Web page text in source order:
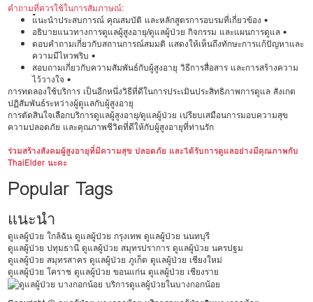
คำถามที่ควรใช้ในการสัมภาษณ์:
•
แนะนำประสบการณ์ คุณสมบัติ และหลักสูตรการอบรมที่เกี่ยวข้อง •
อธิบายแนวทางการดูแลผู้สูงอายุ/ดูแลผู้ป่วย กิจกรรม และแผนการดูแล •
ตอบคำถามเกี่ยวกับสถานการณ์สมมติ แสดงให้เห็นถึงทักษะการแก้ปัญหาและ
ความมีไหวพริบ •
สอบถามเกี่ยวกับความสัมพันธ์กับผู้สูงอายุ วิธีการสื่อสาร และการสร้างความ
ไว้วางใจ •
การทดลองใช้บริการ เป็นอีกหนึ่งวิธีที่ดีในการประเมินประสิทธิภาพการดูแล สังเกต
ปฏิสัมพันธ์ระหว่างผู้ดูแลกับผู้สูงอายุ
การตัดสินใจเลือกบริการดูแลผู้สูงอายุ/ดูแลผู้ป่วย เปรียบเสมือนการมอบความสุข
ความปลอดภัย และคุณภาพชีวิตที่ดีให้กับผู้สูงอายุที่ท่านรัก
ร่วมสร้างสังคมผู้สูงอายุที่มีความสุข ปลอดภัย และได้รับการดูแลอย่างมีคุณภาพกับ
ThaiElder นะคะ
Popular Tags
แนะนำ
ดูแลผู้ป่วย ใกล้ฉัน ดูแลผู้ป่วย กรุงเทพ ดูแลผู้ป่วย นนทบุรี
ดูแลผู้ป่วย ปทุมธานี ดูแลผู้ป่วย สมุทรปราการ ดูแลผู้ป่วย นครปฐม
ดูแลผู้ป่วย สมุทรสาคร ดูแลผู้ป่วย ภูเก็ต ดูแลผู้ป่วย เชียงใหม่
ดูแลผู้ป่วย โคราช ดูแลผู้ป่วย ขอนแก่น ดูแลผู้ป่วย เชียงราย